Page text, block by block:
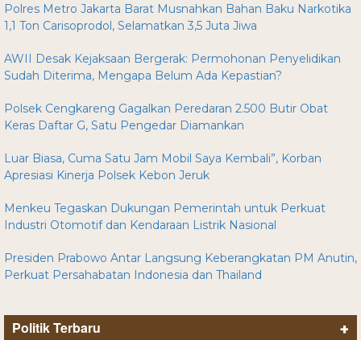
Polres Metro Jakarta Barat Musnahkan Bahan Baku Narkotika
1,1 Ton Carisoprodol, Selamatkan 3,5 Juta Jiwa
AWII Desak Kejaksaan Bergerak: Permohonan Penyelidikan
Sudah Diterima, Mengapa Belum Ada Kepastian?
Polsek Cengkareng Gagalkan Peredaran 2.500 Butir Obat
Keras Daftar G, Satu Pengedar Diamankan
Luar Biasa, Cuma Satu Jam Mobil Saya Kembali”, Korban
Apresiasi Kinerja Polsek Kebon Jeruk
Menkeu Tegaskan Dukungan Pemerintah untuk Perkuat
Industri Otomotif dan Kendaraan Listrik Nasional
Presiden Prabowo Antar Langsung Keberangkatan PM Anutin,
Perkuat Persahabatan Indonesia dan Thailand
Politik Terbaru +